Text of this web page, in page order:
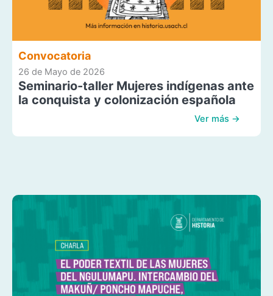
Convocatoria
26 de Mayo de 2026
Seminario-taller Mujeres indígenas ante
la conquista y colonización española
Ver más →